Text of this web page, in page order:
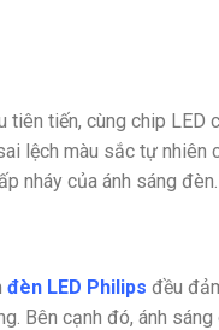
tiến, cùng chip LED
lệch màu sắc tự nhiên
nháy của ánh sáng đèn.
đèn LED Philips đều
Bên cạnh đó, ánh